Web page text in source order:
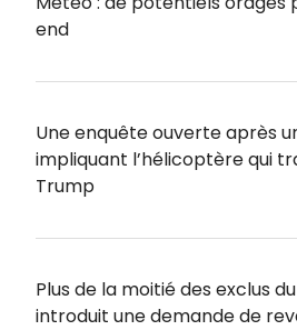
end
Une enquête ouverte après
impliquant l’hélicoptère qui
Trump
Plus de la moitié des exclus
introduit une demande de